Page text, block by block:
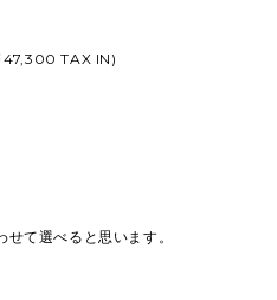
TAX IN)
て選べると思います。